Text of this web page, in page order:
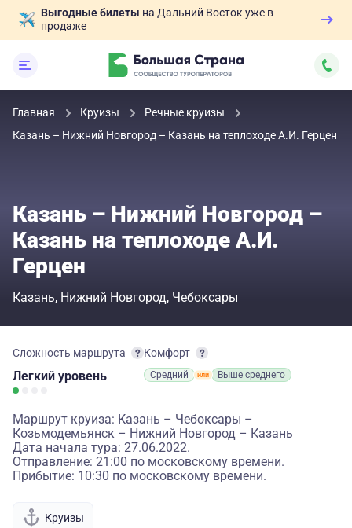
Выгодные билеты на Дальний Восток уже в
продаже
Главная Круизы
Речные круизы
Казань – Нижний Новгород – Казань на теплоходе А.И. Герцен
Казань – Нижний Новгород –
Казань на теплоходе А.И.
Герцен
Казань Нижний Новгород Чебоксары
Сложность маршрута
Легкий уровень
Комфорт
Средний Выше среднего
Маршрут круиза: Казань – Чебоксары –
Козьмодемьянск – Нижний Новгород – Казань
Дата начала тура: 27.06.2022.
Отправление: 21:00 по московскому времени.
Прибытие: 10:30 по московскому времени.
Круизы